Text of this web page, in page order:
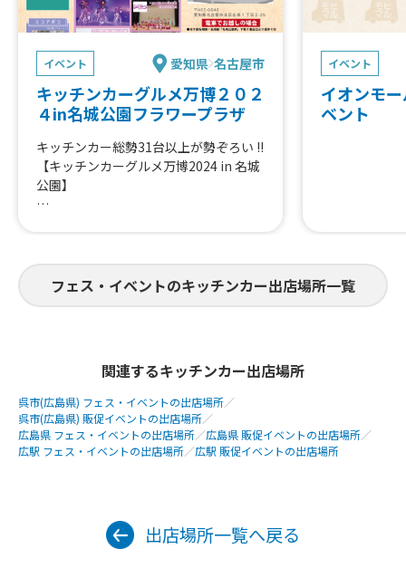
イベント 愛知県 名古屋市
キッチンカーグルメ万博２０２
４in名城公園フラワープラザ
キッチンカー総勢31台以上が勢ぞろい !!
【キッチンカーグルメ万博2024 in 名城
公園】
その他イベントも盛りだくさん✨
イベント
イオンモ
ベント
フェス・イベントのキッチンカー出店場所一覧
関連するキッチンカー出店場所
呉市(広島県) フェス・イベントの出店場所／
呉市(広島県) 販促イベントの出店場所／
広島県 フェス・イベントの出店場所／広島県 販促イベントの出店場所／
広駅 フェス・イベントの出店場所／広駅 販促イベントの出店場所
出店場所一覧へ戻る